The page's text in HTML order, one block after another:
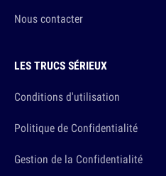
Nous contacter
LES TRUCS SÉRIEUX
Conditions d'utilisation
Politique de Confidentialité
Gestion de la Confidentialité